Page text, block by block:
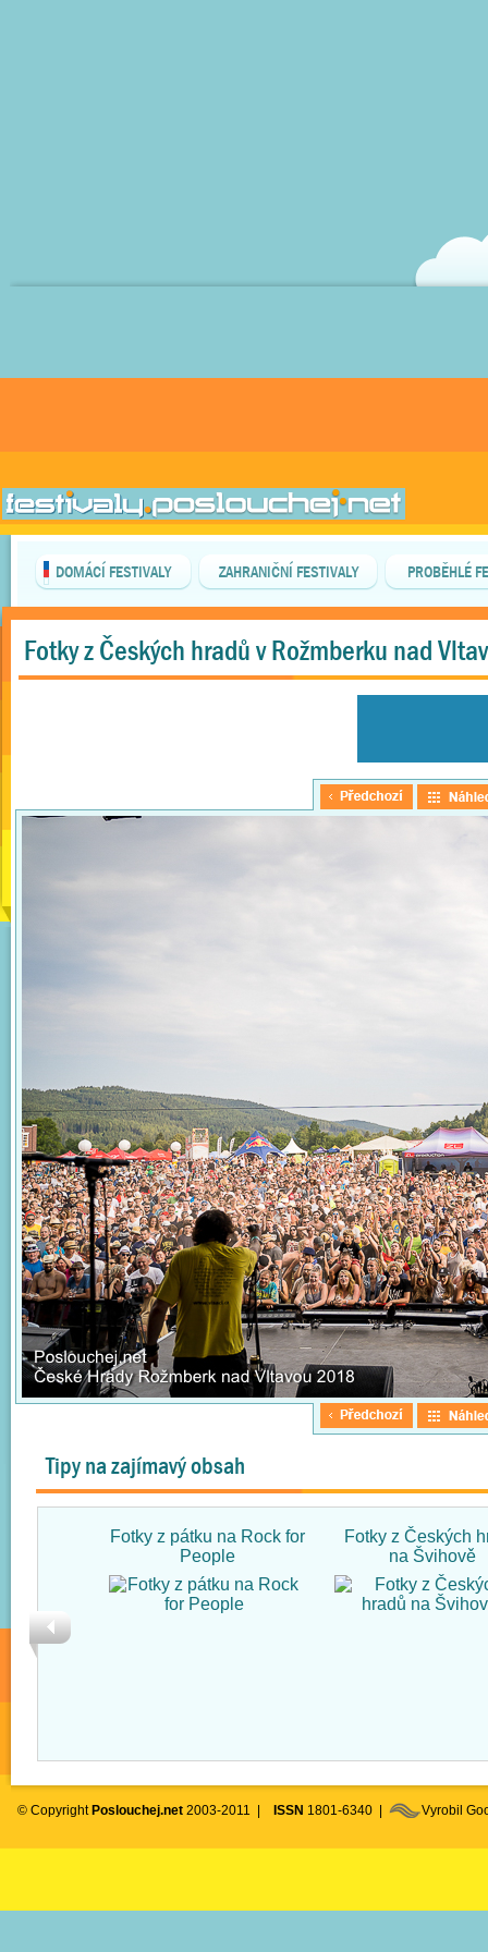
DOMÁCÍ FESTIVALY ZAHRANIČNÍ FESTIVALY PROBĚHLÉ
Fotky z Českých hradů v Rožmberku nad
Tipy na zajímavý obsah
Fotky z pátku na Rock for
People
Fotky z Českých
na Švihově
© Copyright Poslouchej.net 2003-2011 | ISSN 1801-6340 | Vyrobil